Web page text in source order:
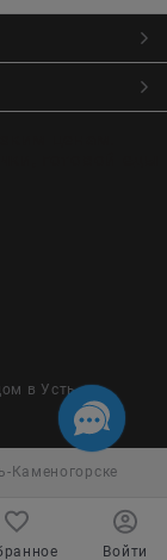
в Усть-
Каменогорске
Войти